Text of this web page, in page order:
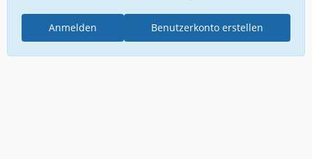
Benutzerkonto erstellen
Anmelden